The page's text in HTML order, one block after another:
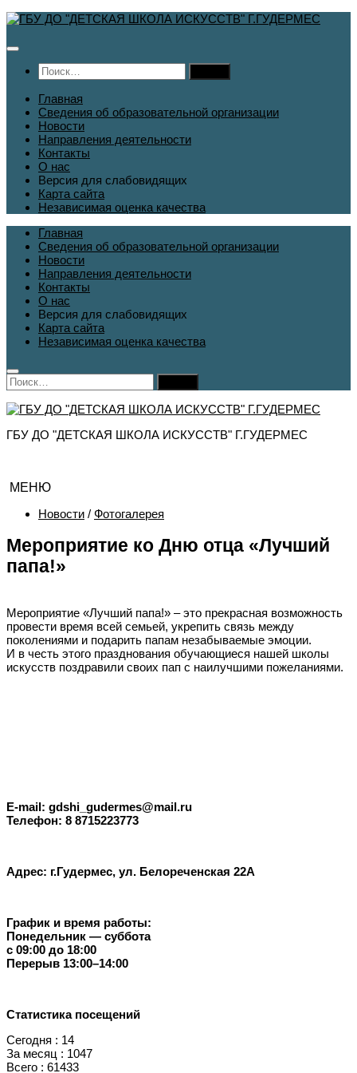
Перейти
содержимому
Найти:
Главная
Сведения об образовательной организации
Новости
Направления деятельности
Контакты
О нас
Версия для слабовидящих
Карта сайта
Независимая оценка качества
Главная
Сведения об образовательной организации
Новости
Направления деятельности
Контакты
О нас
Версия для слабовидящих
Карта сайта
Независимая оценка качества
Найти:
ГБУ ДО "ДЕТСКАЯ ШКОЛА ИСКУССТВ" Г.ГУДЕРМЕС
МЕНЮ
Новости / Фотогалерея
Мероприятие ко Дню отца «Лучший
папа!»
Мероприятие «Лучший папа!» – это прекрасная возможность
провести время всей семьей, укрепить связь между
поколениями и подарить папам незабываемые эмоции.
И в честь этого празднования обучающиеся нашей школы
искусств поздравили своих пап с наилучшими пожеланиями.
E-mail: gdshi_gudermes@mail.ru
Телефон: 8 8715223773
Адрес: г.Гудермес, ул. Белореченская 22А
График и время работы:
Понедельник — суббота
с 09:00 до 18:00
Перерыв 13:00–14:00
Статистика посещений
Сегодня : 14
За месяц : 1047
Всего : 61433